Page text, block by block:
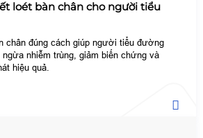
loét bàn chân cho người tiểu
chân đúng cách giúp người tiểu đường
nhiễm trùng, giảm biến chứng và
hiệu quả.